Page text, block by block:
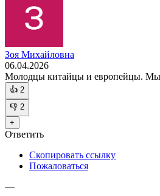
Зоя Михайловна
06.04.2026
Молодцы китайцы и европейцы. Мы,
👍 2
👎 2
+
Ответить
Скопировать ссылку
Пожаловаться
—